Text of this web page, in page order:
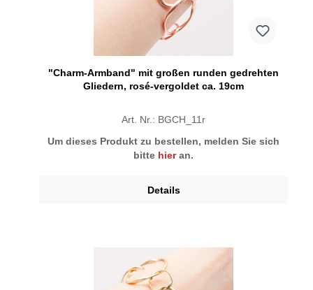
"Charm-Armband" mit großen runden gedrehten
Gliedern, rosé-vergoldet ca. 19cm
Art. Nr.: BGCH_11r
Um dieses Produkt zu bestellen, melden Sie sich
bitte hieran.
Details